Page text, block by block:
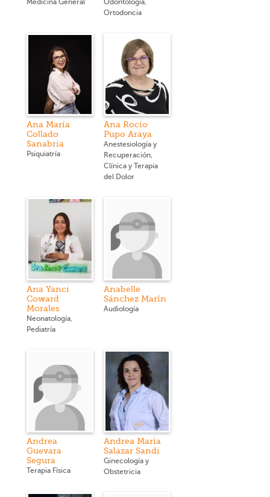
Medicina General
Odontología,
Ortodoncia
Ana María
Collado
Sanabria
Psiquiatría
Ana Rocío
Pupo Araya
Anestesiología y
Recuperación,
Clínica y Terapia
del Dolor
Ana Yanci
Coward
Morales
Neonatología,
Pediatría
Anabelle
Sánchez Marín
Audiología
Andrea
Guevara
Segura
Terapia Física
Andrea María
Salazar Sandi
Ginecología y
Obstetricia